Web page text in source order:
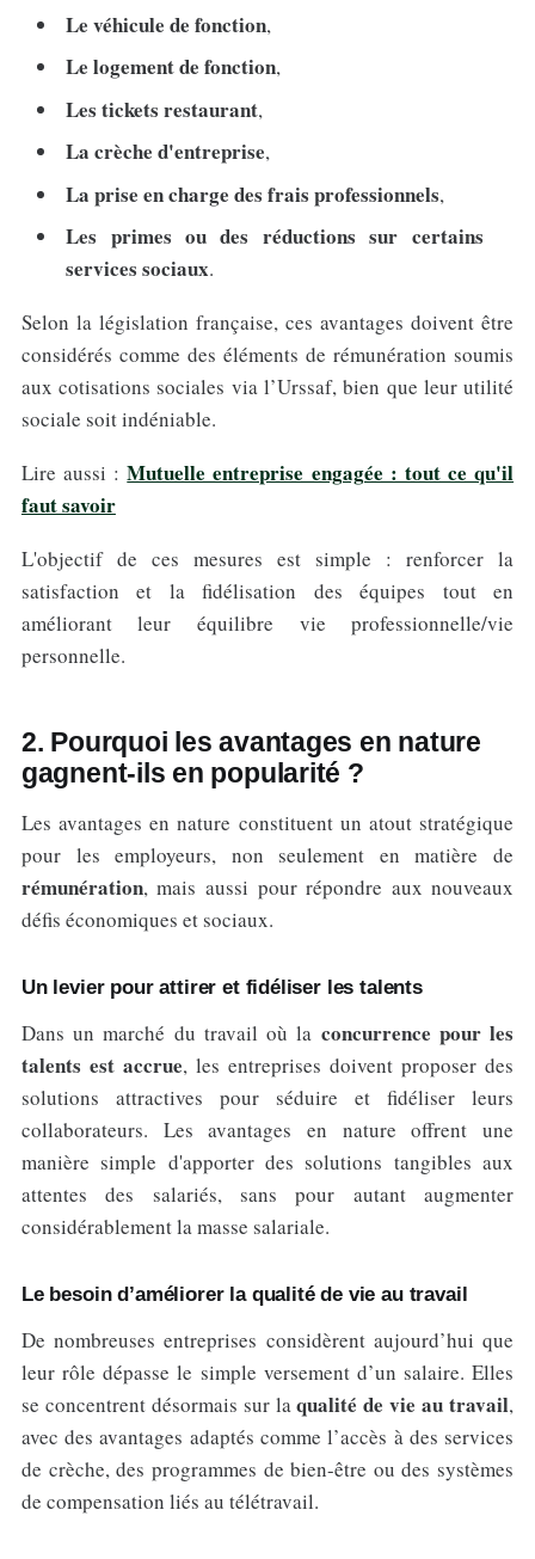
Le véhicule de fonction,
Le logement de fonction,
Les tickets restaurant,
La crèche d'entreprise,
La prise en charge des frais professionnels,
Les primes ou des réductions sur certains
services sociaux.
Selon la législation française, ces avantages doivent être
considérés comme des éléments de rémunération soumis
aux cotisations sociales via l’Urssaf, bien que leur utilité
sociale soit indéniable.
Lire aussi :Mutuelle entreprise engagée : tout ce qu'il
faut savoir
L'objectif de ces mesures est simple : renforcer la
satisfaction et la fidélisation des équipes tout en
améliorant leur équilibre vie professionnelle/vie
personnelle.
2. Pourquoi les avantages en nature
gagnent-ils en popularité ?
Les avantages en nature constituent un atout stratégique
pour les employeurs, non seulement en matière de
rémunération, mais aussi pour répondre aux nouveaux
défis économiques et sociaux.
Un levier pour attirer et fidéliser les talents
Dans un marché du travail où la concurrence pour les
talents est accrue, les entreprises doivent proposer des
solutions attractives pour séduire et fidéliser leurs
collaborateurs. Les avantages en nature offrent une
manière simple d'apporter des solutions tangibles aux
attentes des salariés, sans pour autant augmenter
considérablement la masse salariale.
Le besoin d’améliorer la qualité de vie au travail
De nombreuses entreprises considèrent aujourd’hui que
leur rôle dépasse le simple versement d’un salaire. Elles
se concentrent désormais sur laqualité de vie au travail,
avec des avantages adaptés comme l’accès à des services
de crèche, des programmes de bien-être ou des systèmes
de compensation liés au télétravail.